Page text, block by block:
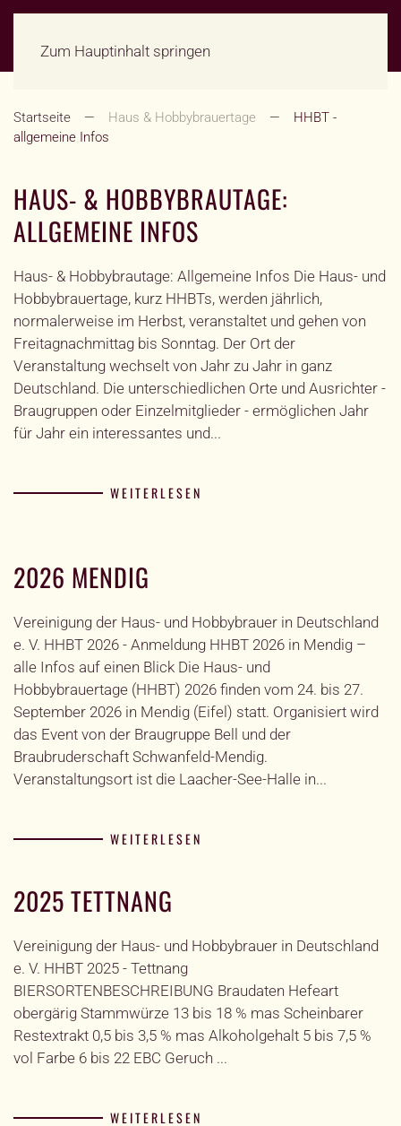
Zum Hauptinhalt springen
Startseite Haus & Hobbybrauertage
HHBT -
allgemeine Infos
HAUS- & HOBBYBRAUTAGE:
ALLGEMEINE INFOS
Haus- & Hobbybrautage: Allgemeine Infos Die Haus- und
Hobbybrauertage, kurz HHBTs, werden jährlich,
normalerweise im Herbst, veranstaltet und gehen von
Freitagnachmittag bis Sonntag. Der Ort der
Veranstaltung wechselt von Jahr zu Jahr in ganz
Deutschland. Die unterschiedlichen Orte und Ausrichter -
Braugruppen oder Einzelmitglieder - ermöglichen Jahr
für Jahr ein interessantes und...
WEITERLESEN
2026 MENDIG
Vereinigung der Haus- und Hobbybrauer in Deutschland
e. V. HHBT 2026 - Anmeldung HHBT 2026 in Mendig –
alle Infos auf einen Blick Die Haus- und
Hobbybrauertage (HHBT) 2026 finden vom 24. bis 27.
September 2026 in Mendig (Eifel) statt. Organisiert wird
das Event von der Braugruppe Bell und der
Braubruderschaft Schwanfeld-Mendig.
Veranstaltungsort ist die Laacher-See-Halle in...
WEITERLESEN
2025 TETTNANG
Vereinigung der Haus- und Hobbybrauer in Deutschland
e. V. HHBT 2025 - Tettnang
BIERSORTENBESCHREIBUNG Braudaten Hefeart
obergärig Stammwürze 13 bis 18 % mas Scheinbarer
Restextrakt 0,5 bis 3,5 % mas Alkoholgehalt 5 bis 7,5 %
vol Farbe 6 bis 22 EBC Geruch ...
WEITERLESEN